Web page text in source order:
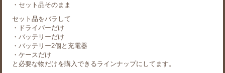
・セット品そのまま
セット品をバラして
・ドライバーだけ
・バッテリーだけ
・バッテリー2個と充電器
・ケースだけ
と必要な物だけを購入できるラインナップにしてます。